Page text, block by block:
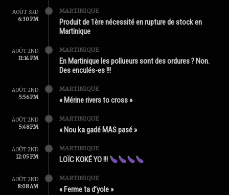
AOÛT 3RD
6:30 PM
MARTINIQUE
Produit de 1ère nécessité en rupture de stock en
Martinique
AOÛT 2ND
11:14 PM
MARTINIQUE
En Martinique les pollueurs sont des ordures ? Non.
Des enculés-es !!!
AOÛT 2ND
5:56 PM
MARTINIQUE
« Mérine rivers to cross »
AOÛT 2ND
5:48 PM
MARTINIQUE
« Nou ka gadé MAS pasé »
AOÛT 2ND
12:05 PM
MARTINIQUE
LOÏC KOKÉ YO !!!
AOÛT 2ND
8:08 AM
MARTINIQUE
« Ferme ta d’yole »